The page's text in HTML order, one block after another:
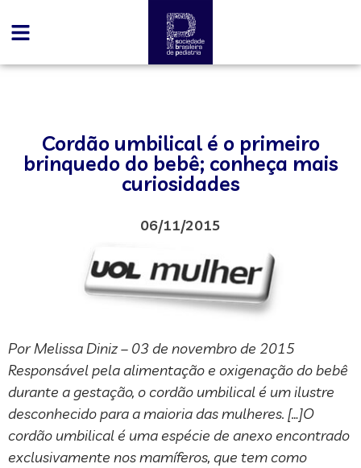
Cordão umbilical é o primeiro
brinquedo do bebê; conheça mais
curiosidades
06/11/2015
Por Melissa Diniz – 03 de novembro de 2015
Responsável pela alimentação e oxigenação do bebê
durante a gestação, o cordão umbilical é um ilustre
desconhecido para a maioria das mulheres. […]O
cordão umbilical é uma espécie de anexo encontrado
exclusivamente nos mamíferos, que tem como